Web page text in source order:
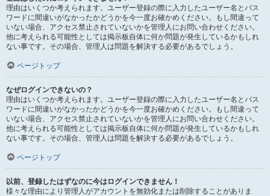
理由はいくつか考えられます。ユーザー登録の際に入力したユーザー名とパス
ワードに間違いがなかったかどうかを今一度お確かめください。もし間違って
いない場合、アクセス禁止されていないかを管理人にお問い合わせください。
他に考えられる可能性としては掲示板自体に何か問題が発生しているかもしれ
ない事です。その場合、管理人は問題を解決する必要があるでしょう。
ページトップ
なぜログインできないの？
理由はいくつか考えられます。ユーザー登録の際に入力したユーザー名とパス
ワードに間違いがなかったかどうかを今一度お確かめください。もし間違って
いない場合、アクセス禁止されていないかを管理人にお問い合わせください。
他に考えられる可能性としては掲示板自体に何か問題が発生しているかもしれ
ない事です。その場合、管理人は問題を解決する必要があるでしょう。
ページトップ
以前、登録したはずなのに今はログインできません！
様々な理由により管理人がアカウントを無効化または削除することがありま